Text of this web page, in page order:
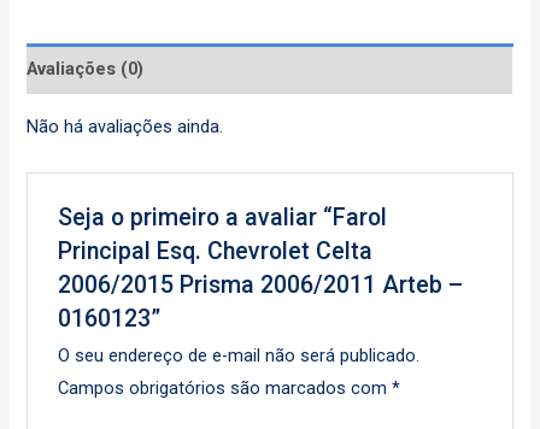
Avaliações (0)
Não há avaliações ainda.
Seja o primeiro a avaliar “Farol
Principal Esq. Chevrolet Celta
2006/2015 Prisma 2006/2011 Arteb –
0160123”
O seu endereço de e-mail não será publicado.
Campos obrigatórios são marcados com *